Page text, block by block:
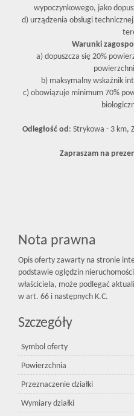
wypoczynkowego, jako
d) urządzenia obsługi
Warunki
a) dopuszcza się 20%
b) maksymalny wskaźnik
c) obowiązuje minimum 70%
Odległość od: Strykowa - 3 km,
Zapraszam na
Nota prawna
Opis oferty zawarty na stronie
podstawie oględzin
właściciela, może podlegać
w art. 66 i następnych K.C.
Szczegóły
Symbol oferty
Powierzchnia
Przeznaczenie działki
Wymiary działki